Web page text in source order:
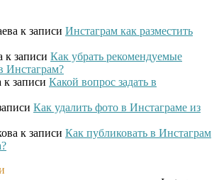
к записи Инстаграм как разместить
к записи Как убрать рекомендуемые
Инстаграм?
к записи Какой вопрос задать в
Как удалить фото в Инстаграме из
к записи Как публиковать в Инстаграм